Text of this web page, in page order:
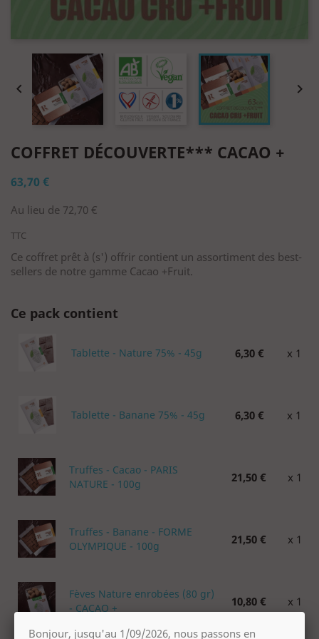
 
COFFRET DÉCOUVERTE*** CACAO +
63,70 €
Au lieu de 72,70 €
TTC
Ce coffret prêt à (s') offrir contient un assortiment des best-
sellers de notre gamme Cacao +Fruit.
Ce pack contient
Tablette - Nature 75% - 45g 6,30 € x 1
Tablette - Banane 75% - 45g 6,30 € x 1
Truffes - Cacao - PARIS
NATURE - 100g
21,50 € x 1
Truffes - Banane - FORME
OLYMPIQUE - 100g
21,50 € x 1
Fèves Nature enrobées (80 gr)
- CACAO +
10,80 € x 1
Bonjour, jusqu'au 1/09/2026, nous passons en